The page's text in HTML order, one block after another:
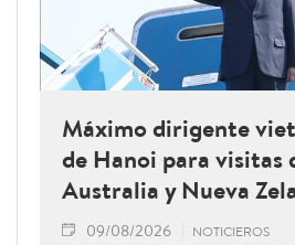
Máximo dirigente
de Hanoi para visitas
Australia y Nueva
09/08/2026 NOTICIEROS